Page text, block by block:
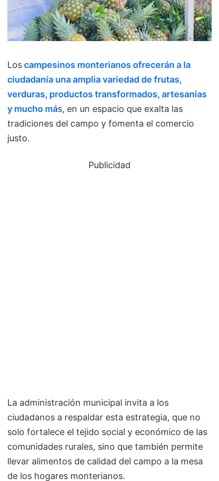
Loscampesinos monterianos ofrecerán a la
ciudadanía una amplia variedad de frutas,
verduras, productos transformados, artesanías
y mucho más, en un espacio que exalta las
tradiciones del campo y fomenta el comercio
justo.
Publicidad
La administración municipal invita a los
ciudadanos a respaldar esta estrategia, que no
solo fortalece el tejido social y económico de las
comunidades rurales, sino que también permite
llevar alimentos de calidad del campo a la mesa
de los hogares monterianos.